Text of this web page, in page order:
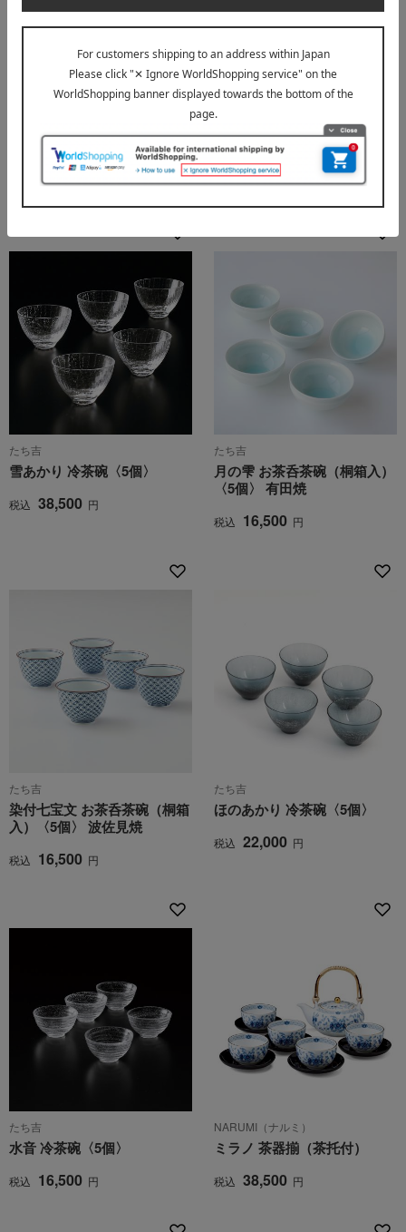
HARIO×たち吉 茶茶急須 禅
5,500 円
たち吉
HARIO×たち吉 茶茶急須 禅
京唐草
税込 5,500 円
たち吉
雪あかり 冷茶碗〈5個〉
税込 38,500 円
たち吉
月の雫 お茶呑茶碗（桐箱入）
〈5個〉 有田焼
税込 16,500 円
たち吉
染付七宝文 お茶呑茶碗（桐箱
入）〈5個〉 波佐見焼
税込 16,500 円
たち吉
ほのあかり 冷茶碗〈5個〉
税込 22,000 円
たち吉
水音 冷茶碗〈5個〉
税込 16,500 円
NARUMI（ナルミ）
ミラノ 茶器揃（茶托付）
税込 38,500 円